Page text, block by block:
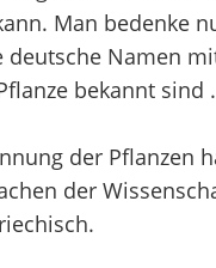
Man bedenke
deutsche Namen
bekannt sind
der Pflanzen
der